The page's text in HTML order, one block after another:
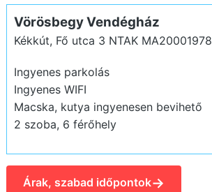
Vörösbegy Vendégház
Kékkút, Fő utca 3 NTAK MA20001978
Ingyenes parkolás
Ingyenes WIFI
Macska, kutya ingyenesen bevihető
2 szoba, 6 férőhely
Árak, szabad időpontok→